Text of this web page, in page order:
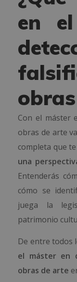
en
Con el máster
obras de arte
completa que
una
Entenderás
cómo se
juega la
patrimonio
De entre todos
el máster en
obras de arte